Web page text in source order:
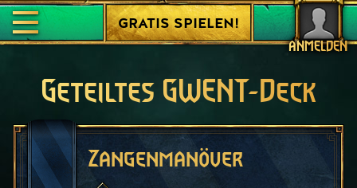
ANMELDEN
GRATIS SPIELEN!
Geteiltes GWENT-Deck
Zangenmanöver